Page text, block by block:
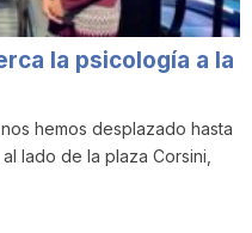
la psicología a la
hemos desplazado hasta
lado de la plaza Corsini,